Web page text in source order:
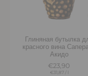
Глиняная бутылка
красного вина
Акидо
€23,90
€31,87/ l